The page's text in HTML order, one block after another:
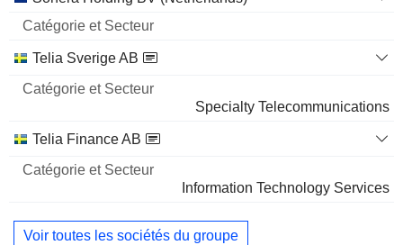
Telia Sverige AB
Specialty Telecommunications
Telia Finance AB
Information Technology Services
Voir toutes les sociétés du groupe